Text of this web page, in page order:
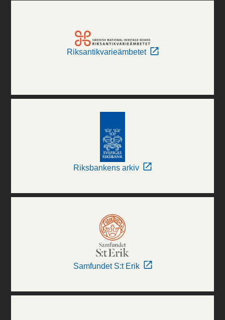
Riksantikvarieämbetet
Riksbankens arkiv
Samfundet S:t Erik